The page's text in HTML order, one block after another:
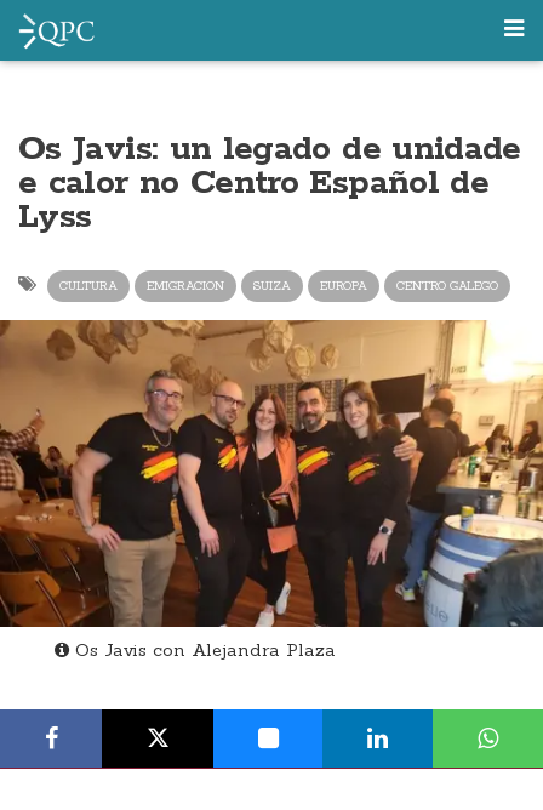
Os Javis: un legado de unidade
e calor no Centro Español de
Lyss
CULTURA EMIGRACION SUIZA EUROPA CENTRO GALEGO
Os Javis con Alejandra Plaza